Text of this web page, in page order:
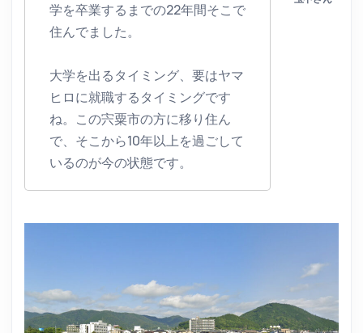
学を卒業するまでの22年間そこで
住んでました。
大学を出るタイミング、要はヤマ
ヒロに就職するタイミングです
ね。この宍粟市の方に移り住ん
で、そこから10年以上を過ごして
いるのが今の状態です。